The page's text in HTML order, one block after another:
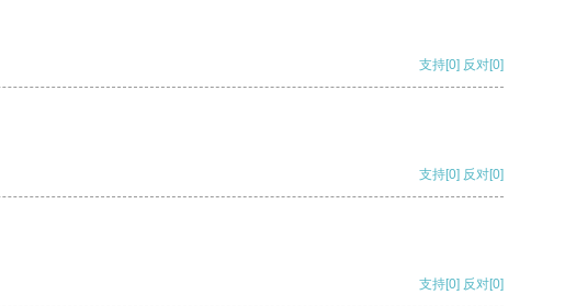
支持[0] 反对[0]
支持[0] 反对[0]
支持[0] 反对[0]